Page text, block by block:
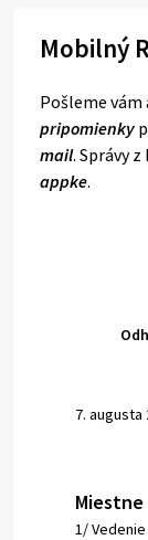
Mobilný
Pošleme
pripomienky
mail. Správy
appke.
7. augusta
Miestne
1/